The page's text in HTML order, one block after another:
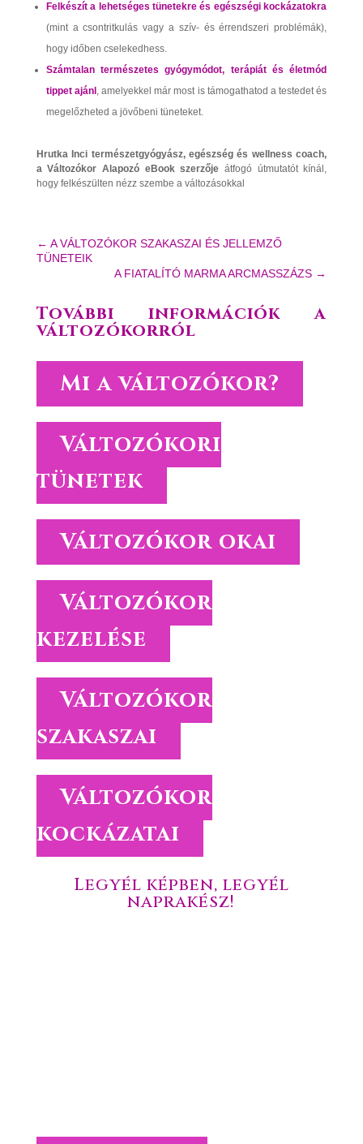
Felkészít a lehetséges tünetekre és egészségi kockázatokra
(mint a csontritkulás vagy a szív- és érrendszeri problémák),
hogy időben cselekedhess.
Számtalan természetes gyógymódot, terápiát és életmód
tippet ajánl , amelyekkel már most is támogathatod a testedet és
megelőzheted a jövőbeni tüneteket.
Hrutka Inci természetgyógyász, egészség és wellness coach,
a Változókor Alapozó eBook szerzője átfogó útmutatót kínál,
hogy felkészülten nézz szembe a változásokkal
← A VÁLTOZÓKOR SZAKASZAI ÉS JELLEMZŐ
TÜNETEIK
A FIATALÍTÓ MARMA ARCMASSZÁZS →
További információk a
változókorról
Mi a változókor?
Változókori
tünetek
Változókor okai
Változókor
kezelése
Változókor
szakaszai
Változókor
kockázatai
Legyél képben, legyél
naprakész!